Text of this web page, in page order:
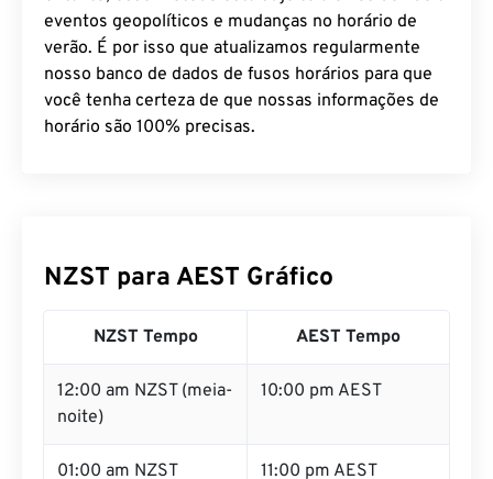
eventos geopolíticos e mudanças no horário de
verão. É por isso que atualizamos regularmente
nosso banco de dados de fusos horários para que
você tenha certeza de que nossas informações de
horário são 100% precisas.
NZST para AEST Gráfico
NZST Tempo AEST Tempo
12:00 am NZST (meia-
noite)
10:00 pm AEST
01:00 am NZST 11:00 pm AEST